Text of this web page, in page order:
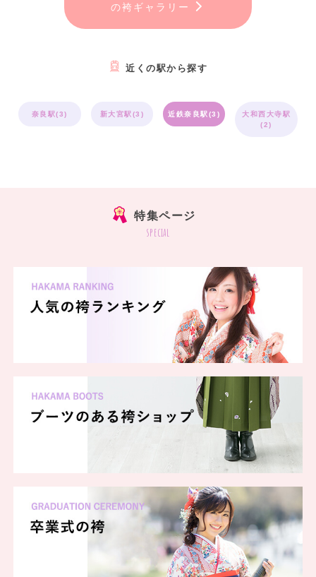
の袴ギャラリー
近くの駅から探す
奈良駅(3) 新大宮駅(3) 近鉄奈良駅(3)
大和西大寺駅
(2)
特集ページ
special